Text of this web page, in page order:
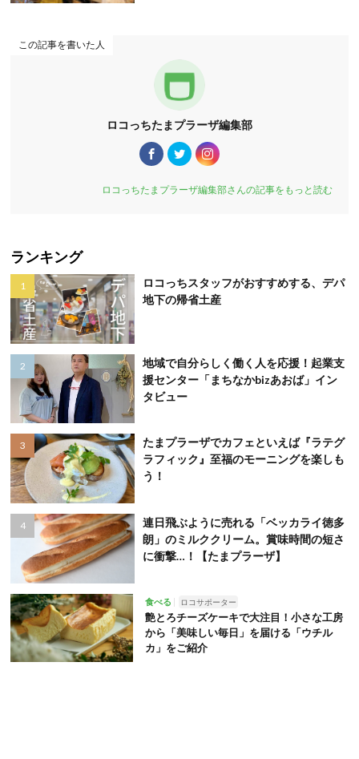
この記事を書いた人
ロコっちたまプラーザ編集部
ロコっちたまプラーザ編集部さんの記事をもっと読む
ランキング
ロコっちスタッフがおすすめする、デパ
地下の帰省土産
地域で自分らしく働く人を応援！起業支
援センター「まちなかbizあおば」イン
タビュー
たまプラーザでカフェといえば『ラテグ
ラフィック』至福のモーニングを楽しも
う！
連日飛ぶように売れる「ベッカライ徳多
朗」のミルククリーム。賞味時間の短さ
に衝撃…！【たまプラーザ】
食べる ロコサポーター
艶とろチーズケーキで大注目！小さな工房
から「美味しい毎日」を届ける「ウチル
カ」をご紹介